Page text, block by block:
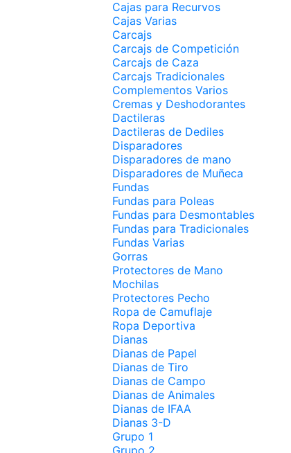
Cajas para Recurvos
Cajas Varias
Carcajs
Carcajs de Competición
Carcajs de Caza
Carcajs Tradicionales
Complementos Varios
Cremas y Deshodorantes
Dactileras
Dactileras de Dediles
Disparadores
Disparadores de mano
Disparadores de Muñeca
Fundas
Fundas para Poleas
Fundas para Desmontables
Fundas para Tradicionales
Fundas Varias
Gorras
Protectores de Mano
Mochilas
Protectores Pecho
Ropa de Camuflaje
Ropa Deportiva
Dianas
Dianas de Papel
Dianas de Tiro
Dianas de Campo
Dianas de Animales
Dianas de IFAA
Dianas 3-D
Grupo 1
Grupo 2